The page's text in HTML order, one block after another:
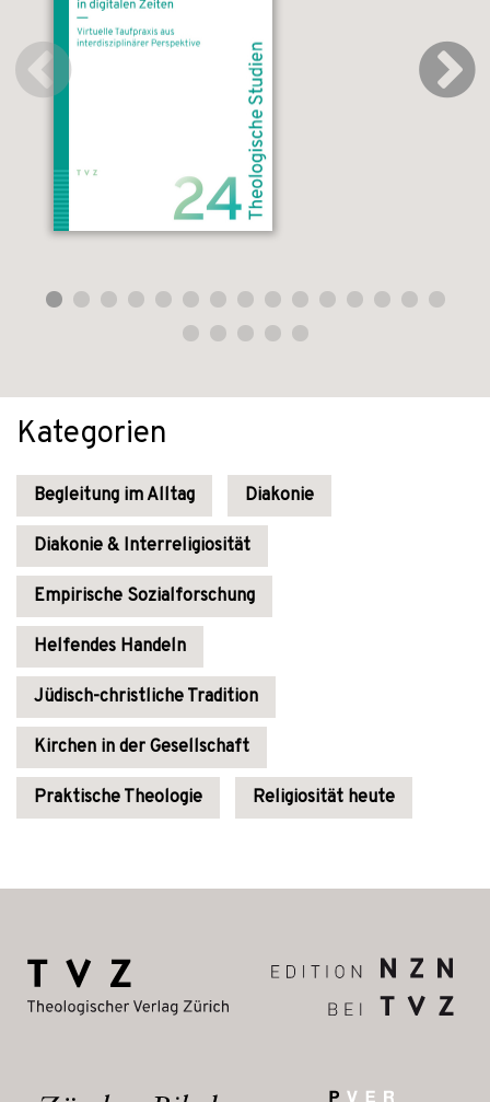
Kategorien
Begleitung im Alltag Diakonie
Diakonie & Interreligiosität
Empirische Sozialforschung
Helfendes Handeln
Jüdisch-christliche Tradition
Kirchen in der Gesellschaft
Praktische Theologie Religiosität heute